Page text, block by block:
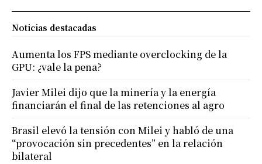
Noticias destacadas
Aumenta los FPS mediante overclocking de la
GPU: ¿vale la pena?
Javier Milei dijo que la minería y la energía
financiarán el final de las retenciones al agro
Brasil elevó la tensión con Milei y habló de una
“provocación sin precedentes” en la relación
bilateral